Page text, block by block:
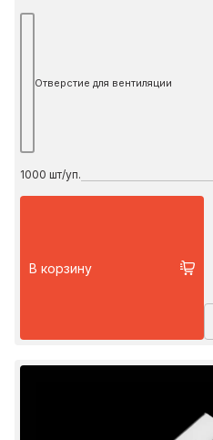
Отверстие для вентиляции
1000 шт/уп.
В корзину